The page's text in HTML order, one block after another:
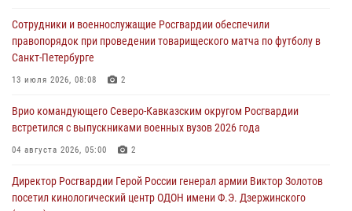
угрожавшего подростку травматическим пистолетом
06 августа 2026, 11:33
В Зауралье при содействии СОБР Росгвардии ликвидирована
06 августа 2026, 11:27
В Москве росгвардейцы задержали троих мужчин, устроивших
06 августа 2026, 11:20 1
Сотрудники и военнослужащие Росгвардии обеспечили
правопорядок при проведении товарищеского матча по футболу в
Санкт-Петербурге
13 июля 2026, 08:08 2
Врио командующего Северо-Кавказским округом Росгвардии
встретился с выпускниками военных вузов 2026 года
04 августа 2026, 05:00 2
Директор Росгвардии Герой России генерал армии Виктор Золотов
посетил кинологический центр ОДОН имени Ф.Э. Дзержинского